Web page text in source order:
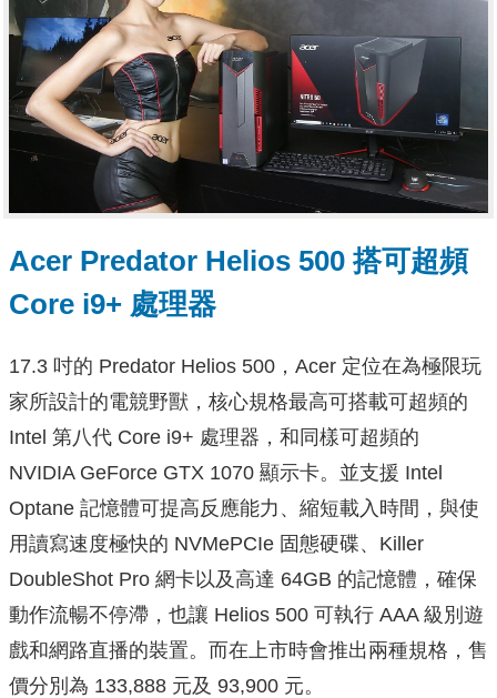
Acer Predator Helios 500 搭可超頻
Core i9+ 處理器
17.3 吋的 Predator Helios 500，Acer 定位在為極限玩
家所設計的電競野獸，核心規格最高可搭載可超頻的
Intel 第八代 Core i9+ 處理器，和同樣可超頻的
NVIDIA GeForce GTX 1070 顯示卡。並支援 Intel
Optane 記憶體可提高反應能力、縮短載入時間，與使
用讀寫速度極快的 NVMePCIe 固態硬碟、Killer
DoubleShot Pro 網卡以及高達 64GB 的記憶體，確保
動作流暢不停滯，也讓 Helios 500 可執行 AAA 級別遊
戲和網路直播的裝置。而在上市時會推出兩種規格，售
價分別為 133,888 元及 93,900 元。